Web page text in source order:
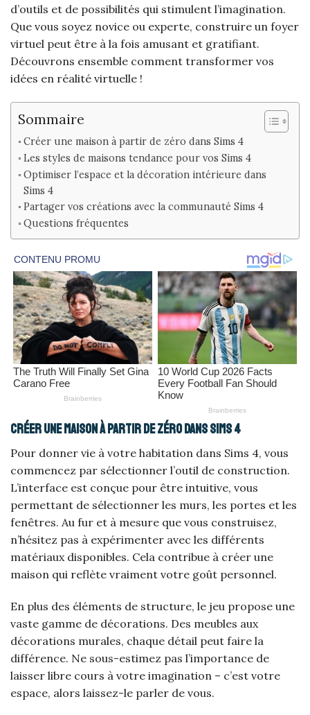
d’outils et de possibilités qui stimulent l’imagination.
Que vous soyez novice ou experte, construire un foyer
virtuel peut être à la fois amusant et gratifiant.
Découvrons ensemble comment transformer vos
idées en réalité virtuelle !
Sommaire
Créer une maison à partir de zéro dans Sims 4
Les styles de maisons tendance pour vos Sims 4
Optimiser l’espace et la décoration intérieure dans
Sims 4
Partager vos créations avec la communauté Sims 4
Questions fréquentes
Créer une maison à partir de zéro dans Sims 4
Pour donner vie à votre habitation dans Sims 4, vous
commencez par sélectionner l’outil de construction.
L’interface est conçue pour être intuitive, vous
permettant de sélectionner les murs, les portes et les
fenêtres. Au fur et à mesure que vous construisez,
n’hésitez pas à expérimenter avec les différents
matériaux disponibles. Cela contribue à créer une
maison qui reflète vraiment votre goût personnel.
En plus des éléments de structure, le jeu propose une
vaste gamme de décorations. Des meubles aux
décorations murales, chaque détail peut faire la
différence. Ne sous-estimez pas l’importance de
laisser libre cours à votre imagination – c’est votre
espace, alors laissez-le parler de vous.